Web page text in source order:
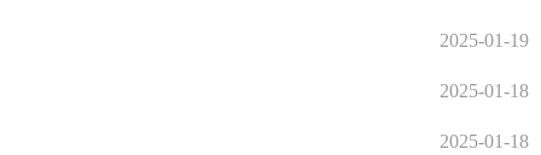
2025-01-19
2025-01-18
2025-01-18